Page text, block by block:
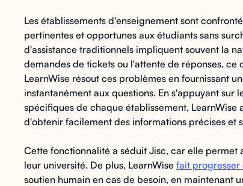
Les établissements d'enseignement sont
pertinentes et opportunes aux étudiants sans
d'assistance traditionnels impliquent souvent la
demandes de tickets ou l'attente de réponses,
LearnWise résout ces problèmes en fournissant
instantanément aux questions. En s'appuyant sur
spécifiques de chaque établissement,
d'obtenir facilement des informations précises et
Cette fonctionnalité a séduit Jisc, car elle
leur université. De plus, LearnWise fait
soutien humain en cas de besoin, en maintenant